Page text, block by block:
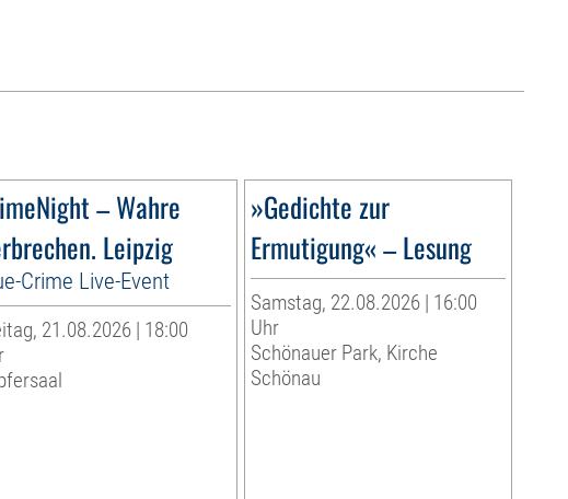
– Wahre
Leipzig
Crime Live-Event
21.08.2026 | 18:00
»Gedichte zur
Ermutigung« – Lesung
Samstag, 22.08.2026 | 16:00
Uhr
Schönauer Park, Kirche
Schönau